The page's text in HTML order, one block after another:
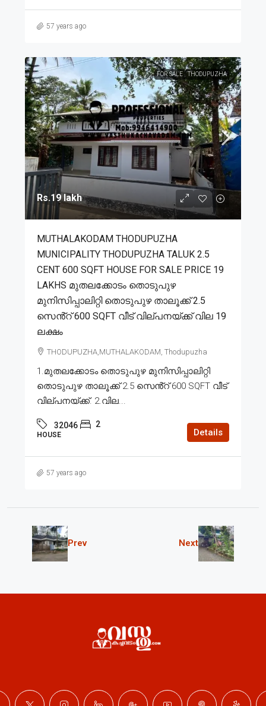
57 years ago
FOR SALE THODUPUZHA
Rs.19 lakh
MUTHALAKODAM THODUPUZHA
MUNICIPALITY THODUPUZHA TALUK 2.5
CENT 600 SQFT HOUSE FOR SALE PRICE 19
LAKHS മുതലക്കോടം തൊടുപുഴ
മുനിസിപ്പാലിറ്റി തൊടുപുഴ താലൂക്ക് 2.5
സെൻ്റ് 600 SQFT വീട് വില്പനയ്ക്ക് വില 19
ലക്ഷം
THODUPUZHA,MUTHALAKODAM, Thodupuzha
1.മുതലക്കോടം തൊടുപുഴ മുനിസിപ്പാലിറ്റി
തൊടുപുഴ താലൂക്ക് 2.5 സെൻ്റ് 600 SQFT വീട്
വില്പനയ്ക്ക്. 2.വില...
32046 2
HOUSE Details
57 years ago
Prev Next